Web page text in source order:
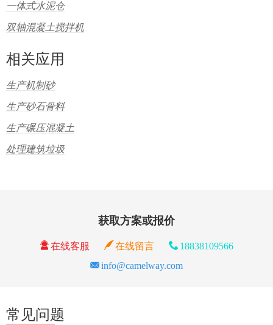
一体式水泥仓
双轴混凝土搅拌机
相关应用
生产机制砂
生产砂石骨料
生产碾压混凝土
处理建筑垃圾
获取方案或报价
在线客服 在线留言
18838109566
info@camelway.com
常见问题